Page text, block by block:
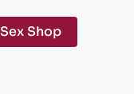
Sex Shop